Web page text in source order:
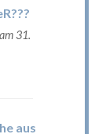
31.
aus